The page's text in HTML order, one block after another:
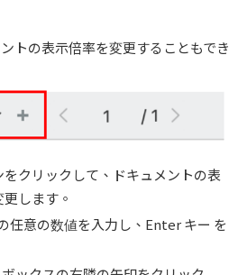
トの表示倍率を変更することもでき
クリックして、ドキュメントの表
します。
任意の数値を入力し、Enter キー を